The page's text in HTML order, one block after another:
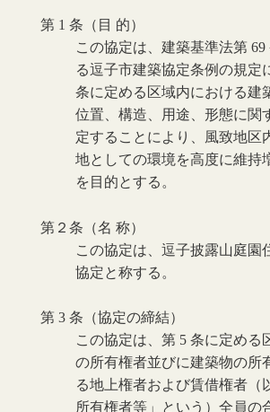
第 1 条（目 的）
この協定は、建築基準法第 69
る逗子市建築協定条例の規定
条に定める区域内における建
位置、構造、用途、形態に関
定することにより、風致地区
地としての環境を高度に維持
を目的とする。
第２条（名 称）
この協定は、逗子披露山庭園
協定と称する。
第 3 条（協定の締結）
この協定は、第 5 条に定める
の所有権者並びに建築物の所
る地上権者および賃借権者（
所有権者等」という）全員の